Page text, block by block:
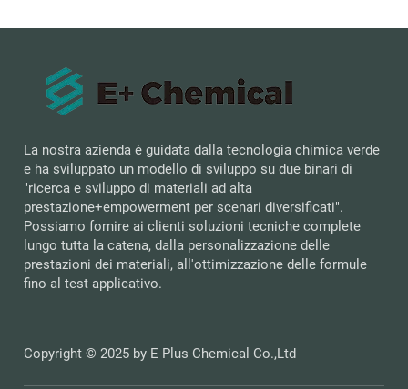
La nostra azienda è guidata dalla tecnologia chimica verde
e ha sviluppato un modello di sviluppo su due binari di
"ricerca e sviluppo di materiali ad alta
prestazione+empowerment per scenari diversificati".
Possiamo fornire ai clienti soluzioni tecniche complete
lungo tutta la catena, dalla personalizzazione delle
prestazioni dei materiali, all'ottimizzazione delle formule
fino al test applicativo.
Copyright © 2025 by E Plus Chemical Co.,Ltd